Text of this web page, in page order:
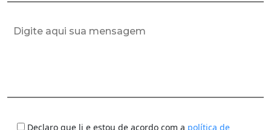
Declaro que li e estou de acordo com a política de